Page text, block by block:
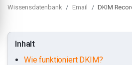
Wissensdatenbank Email DKIM
Inhalt
Wie funktioniert DKIM?